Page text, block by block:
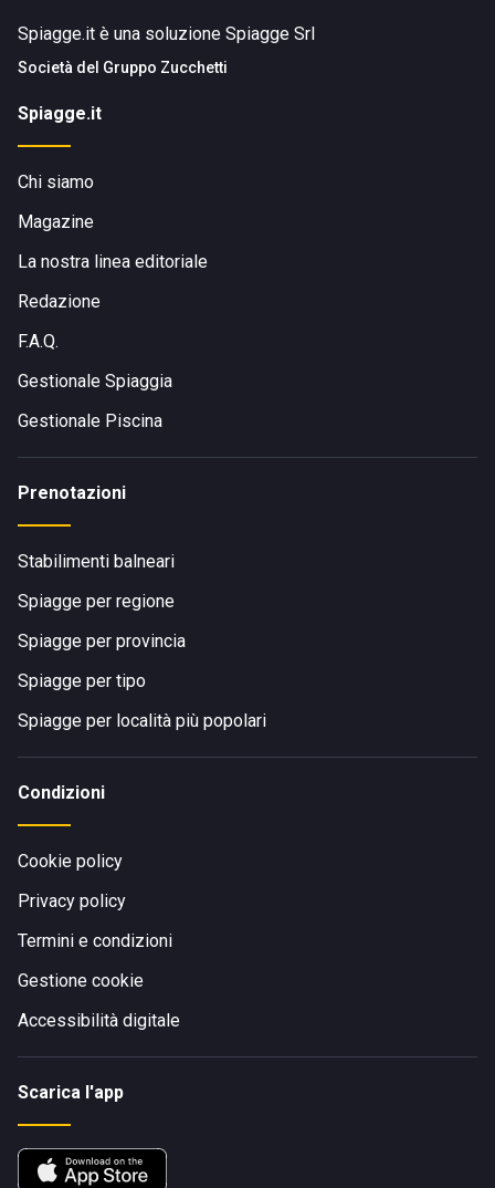
Spiagge.it è una soluzione Spiagge Srl
Società del Gruppo Zucchetti
Spiagge.it
Chi siamo
Magazine
La nostra linea editoriale
Redazione
F.A.Q.
Gestionale Spiaggia
Gestionale Piscina
Prenotazioni
Stabilimenti balneari
Spiagge per regione
Spiagge per provincia
Spiagge per tipo
Spiagge per località più popolari
Condizioni
Cookie policy
Privacy policy
Termini e condizioni
Gestione cookie
Accessibilità digitale
Scarica l'app